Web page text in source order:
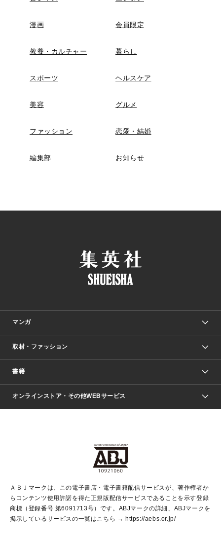
漫画 会員限定
教養・カルチャー 暮らし
スポーツ ヘルスケア
美容 グルメ
ファッション 恋愛・結婚
編集部 お知らせ
マンガ
少年マンガ
Vジャンプ
ジャンプルーキー！
ジャンプTOON
S-MANGA
週刊ヤングジャンプ
ウルトラジャンプ
リマコミ＋
マンガMeets
月刊オフィスユー
取材・ファッション
Seventeen
LEE
Marisol
芸能・情報・スポーツ
パラスポ＋！
書籍
文芸・文庫・総合
青春と読書
アジア人物史
集英社新書
集英社新書プラス
よみタイ
ライトノベル・ノベライズ
集英社Webマガジン Cobalt
集英社オレンジ文庫
シフォン文庫
集英社みらい文庫
S-KIDS.LAND
オンラインストア・その他WEBサービス
SHUEISHA MANGA-ART HERITAGE
HAPPY PLUS STORE
shueisha vox
EDITOR'S LAB
ＡＢＪマークは、この電子書店・電子書籍配信サービスが、著作権者か
らコンテンツ使用許諾を得た正規版配信サービスであることを示す登録
商標（登録番号 第6091713号）です。ABJマークの詳細、ABJマークを
掲示しているサービスの一覧はこちら → https://aebs.or.jp/